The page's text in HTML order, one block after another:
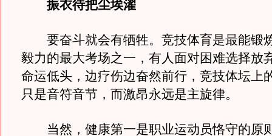
振衣待把尘埃濯
要奋斗就会有牺牲。竞技体育是最能锻
毅力的最大考场之一，有人面对困难选择放
命运低头，边疗伤边奋然前行，竞技体坛上
只是音符音节，而激昂永远是主旋律。
当然，健康第一是职业运动员恪守的原